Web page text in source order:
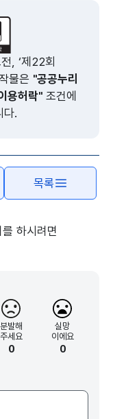
, ‘제22회
물은 "공공누리
용허락" 조건에
다.
목록
하시려면
분발해
주세요
0
실망
이에요
0